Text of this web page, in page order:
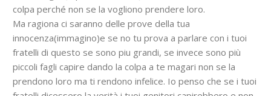
colpa perché non se la vogliono prendere loro.
Ma ragiona ci saranno delle prove della tua
innocenza(immagino)e se no tu prova a parlare con i tuoi
fratelli di questo se sono piu grandi, se invece sono più
piccoli fagli capire dando la colpa a te magari non se la
prendono loro ma ti rendono infelice. Io penso che se i tuoi